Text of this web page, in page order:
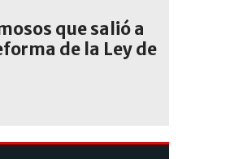
que salió a
de la Ley de